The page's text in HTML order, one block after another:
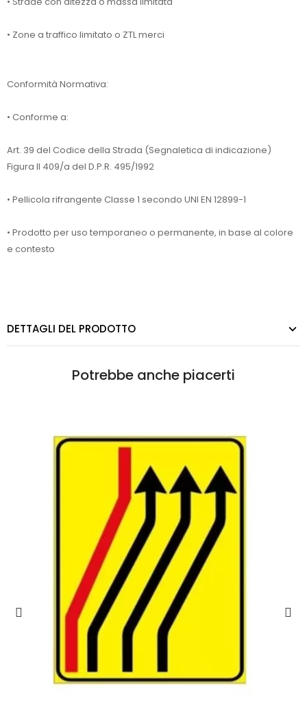
• Zone a traffico limitato o ZTL merci
Conformità Normativa:
• Conforme a:
Art. 39 del Codice della Strada (Segnaletica di indicazione)
Figura II 409/a del D.P.R. 495/1992
• Pellicola rifrangente Classe 1 secondo UNI EN 12899-1
• Prodotto per uso temporaneo o permanente, in base al colore
e contesto
DETTAGLI DEL PRODOTTO
Potrebbe anche piacerti